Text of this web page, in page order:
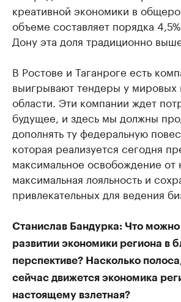
креативной экономики в
объеме составляет порядка
Дону эта доля традиционно
В Ростове и Таганроге есть
выигрывают тендеры у мировых
области. Эти компании ждет
будущее, и здесь мы должны
дополнять ту федеральную
которая реализуется сегодня
максимальное освобождение от
максимальная лояльность и
привлекательных для ведения
Станислав Бандурка: Что можно
развитии экономики региона в
перспективе? Насколько
сейчас движется экономика
настоящему взлетная?